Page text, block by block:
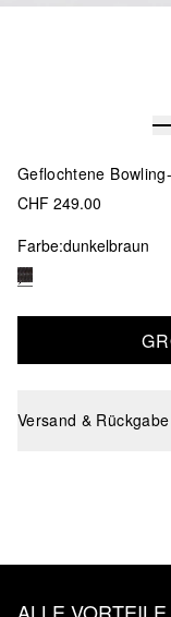
Geflochtene
CHF 249.00
Farbe:dunkelbraun
Versand & Rückgabe